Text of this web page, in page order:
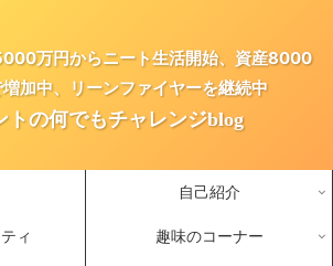
万円からニート生活開始、資産8000
加中、リーンファイヤーを継続中
トの何でもチャレンジblog
自己紹介
ィ 趣味のコーナー